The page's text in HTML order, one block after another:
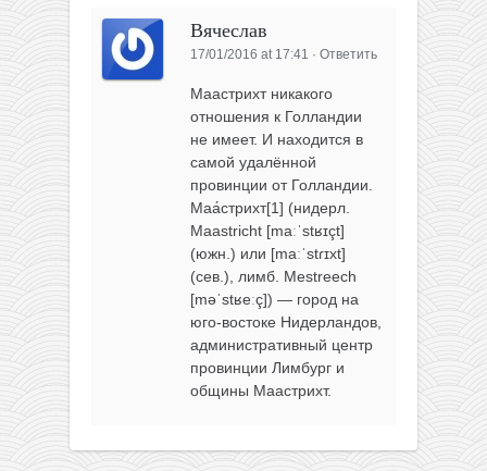
Вячеслав
17/01/2016 at 17:41 ·Ответить
Маастрихт никакого
отношения к Голландии
не имеет. И находится в
самой удалённой
провинции от Голландии.
Маа́стрихт[1] (нидерл.
Maastricht [maːˈstʁɪçt]
(южн.) или [maːˈstɾɪxt]
(сев.), лимб. Mestreech
[məˈstʁeːç]) — город на
юго-востоке Нидерландов,
административный центр
провинции Лимбург и
общины Маастрихт.